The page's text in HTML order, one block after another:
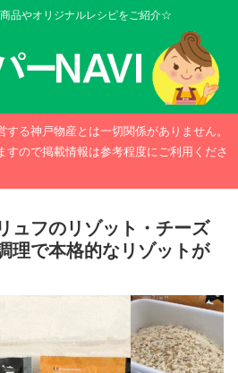
品やオリジナルレシピをご紹介☆
る神戸物産とは一切関係がありません。
すので掲載情報は参考程度にご利用くださ
ュフのリゾット・チーズ
理で本格的なリゾットが